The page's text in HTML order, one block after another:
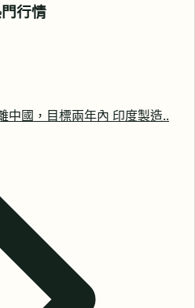
行情
中國，目標兩年內 印度製造..